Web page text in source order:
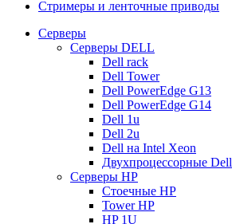
Стримеры и ленточные приводы
Серверы
Серверы DELL
Dell rack
Dell Tower
Dell PowerEdge G13
Dell PowerEdge G14
Dell 1u
Dell 2u
Dell на Intel Xeon
Двухпроцессорные Dell
Серверы HP
Стоечные HP
Tower HP
HP 1U